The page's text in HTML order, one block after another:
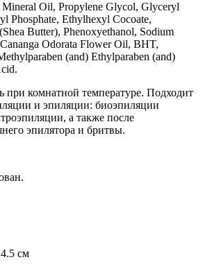
Oil, Propylene Glycol, Glyceryl
Phosphate, Ethylhexyl Cocoate,
Butter), Phenoxyethanol, Sodium
Odorata Flower Oil, BHT,
(and) Ethylparaben (and)
при комнатной температуре. Подходит
и эпиляции: биоэпиляции
а также после
эпилятора и бритвы.
см